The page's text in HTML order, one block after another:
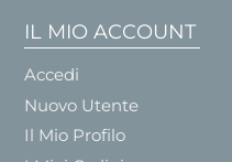
IL MIO ACCOUNT
Accedi
Nuovo Utente
Il Mio Profilo